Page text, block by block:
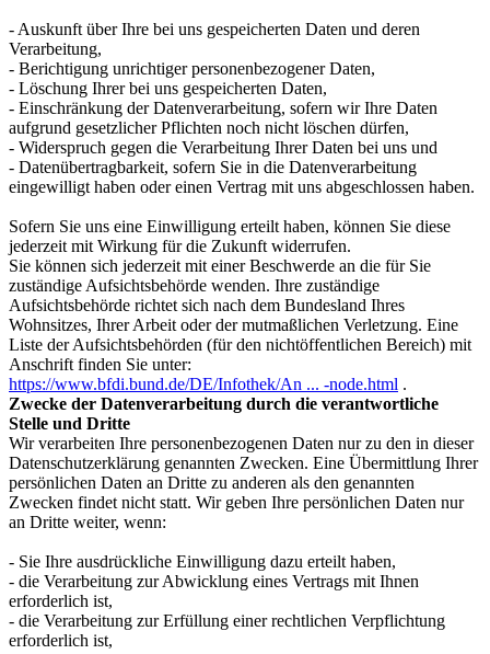
- Auskunft über Ihre bei uns gespeicherten Daten und deren
Verarbeitung,
- Berichtigung unrichtiger personenbezogener Daten,
- Löschung Ihrer bei uns gespeicherten Daten,
- Einschränkung der Datenverarbeitung, sofern wir Ihre Daten
aufgrund gesetzlicher Pflichten noch nicht löschen dürfen,
- Widerspruch gegen die Verarbeitung Ihrer Daten bei uns und
- Datenübertragbarkeit, sofern Sie in die Datenverarbeitung
eingewilligt haben oder einen Vertrag mit uns abgeschlossen haben.
Sofern Sie uns eine Einwilligung erteilt haben, können Sie diese
jederzeit mit Wirkung für die Zukunft widerrufen.
Sie können sich jederzeit mit einer Beschwerde an die für Sie
zuständige Aufsichtsbehörde wenden. Ihre zuständige
Aufsichtsbehörde richtet sich nach dem Bundesland Ihres
Wohnsitzes, Ihrer Arbeit oder der mutmaßlichen Verletzung. Eine
Liste der Aufsichtsbehörden (für den nichtöffentlichen Bereich) mit
Anschrift finden Sie unter:
https://www.bfdi.bund.de/DE/Infothek/An ... -node.html .
Zwecke der Datenverarbeitung durch die verantwortliche
Stelle und Dritte
Wir verarbeiten Ihre personenbezogenen Daten nur zu den in dieser
Datenschutzerklärung genannten Zwecken. Eine Übermittlung Ihrer
persönlichen Daten an Dritte zu anderen als den genannten
Zwecken findet nicht statt. Wir geben Ihre persönlichen Daten nur
an Dritte weiter, wenn:
- Sie Ihre ausdrückliche Einwilligung dazu erteilt haben,
- die Verarbeitung zur Abwicklung eines Vertrags mit Ihnen
erforderlich ist,
- die Verarbeitung zur Erfüllung einer rechtlichen Verpflichtung
erforderlich ist,